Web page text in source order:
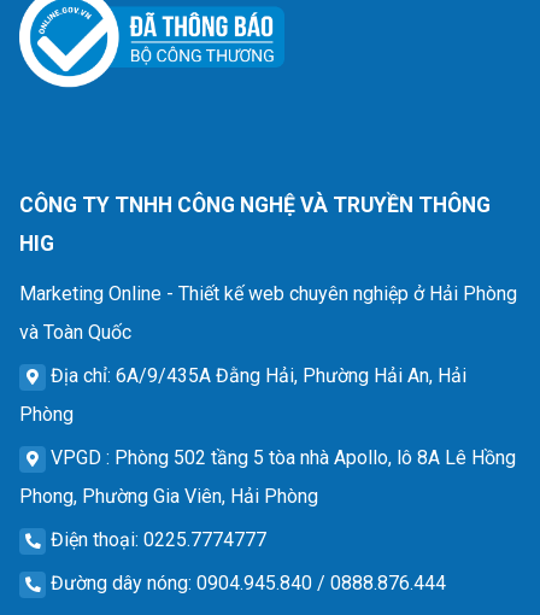
CÔNG TY TNHH CÔNG NGHỆ VÀ TRUYỀN THÔNG
HIG
Marketing Online - Thiết kế web chuyên nghiệp ở Hải Phòng
và Toàn Quốc
Địa chỉ: 6A/9/435A Đằng Hải, Phường Hải An, Hải
Phòng
VPGD : Phòng 502 tầng 5 tòa nhà Apollo, lô 8A Lê Hồng
Phong, Phường Gia Viên, Hải Phòng
Điện thoại: 0225.7774777
Đường dây nóng: 0904.945.840 / 0888.876.444